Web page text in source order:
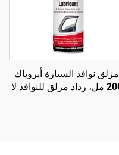
مزلق نوافذ السيارة أيروباك
200 مل، رذاذ مزلق للنوافذ لا